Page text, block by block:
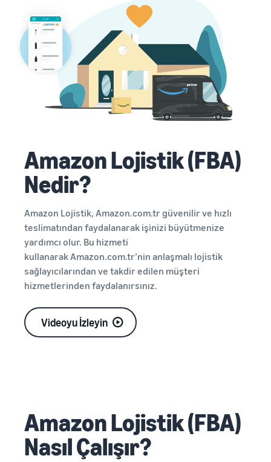
Amazon Lojistik (FBA)
Nedir?
Amazon Lojistik, Amazon.com.tr güvenilir ve hızlı
teslimatından faydalanarak işinizi büyütmenize
yardımcı olur. Bu hizmeti
kullanarak Amazon.com.tr’nin anlaşmalı lojistik
sağlayıcılarından ve takdir edilen müşteri
hizmetlerinden faydalanırsınız.
Videoyu İzleyin
Amazon Lojistik (FBA)
Nasıl Çalışır?